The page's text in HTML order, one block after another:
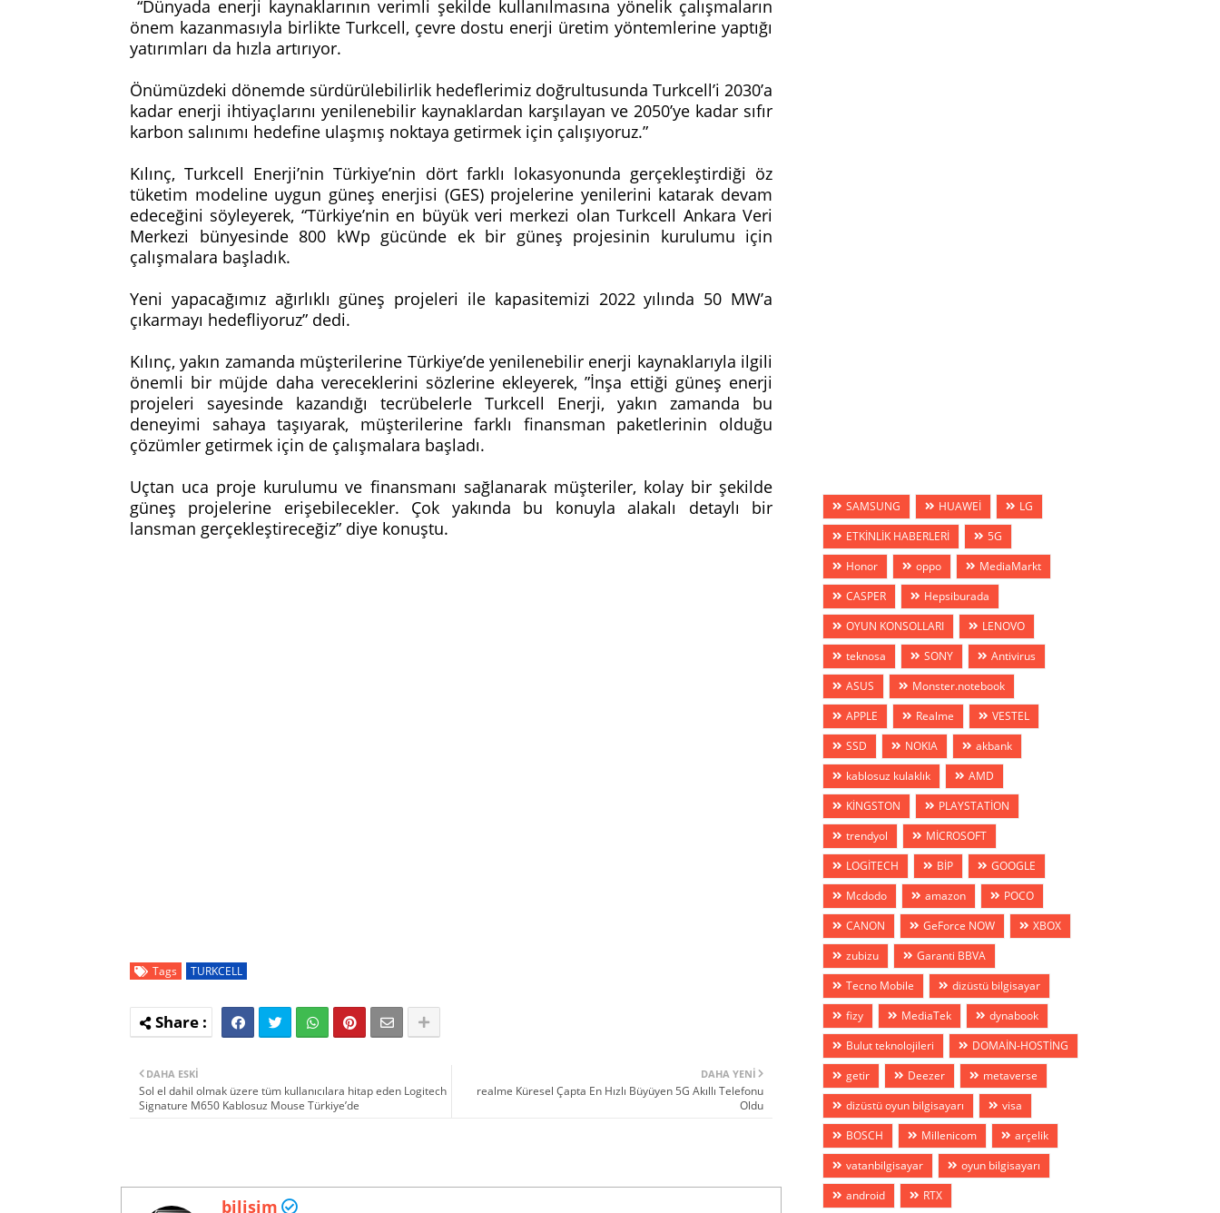
“Dünyada enerji kaynaklarının verimli şekilde kullanılmasına yönelik çalışmaların
önem kazanmasıyla birlikte Turkcell, çevre dostu enerji üretim yöntemlerine yaptığı
yatırımları da hızla artırıyor.
Önümüzdeki dönemde sürdürülebilirlik hedeflerimiz doğrultusunda Turkcell’i 2030’a
kadar enerji ihtiyaçlarını yenilenebilir kaynaklardan karşılayan ve 2050’ye kadar sıfır
karbon salınımı hedefine ulaşmış noktaya getirmek için çalışıyoruz.”
Kılınç, Turkcell Enerji’nin Türkiye’nin dört farklı lokasyonunda gerçekleştirdiği öz
tüketim modeline uygun güneş enerjisi (GES) projelerine yenilerini katarak devam
edeceğini söyleyerek, “Türkiye’nin en büyük veri merkezi olan Turkcell Ankara Veri
Merkezi bünyesinde 800 kWp gücünde ek bir güneş projesinin kurulumu için
çalışmalara başladık.
Yeni yapacağımız ağırlıklı güneş projeleri ile kapasitemizi 2022 yılında 50 MW’a
çıkarmayı hedefliyoruz” dedi.
Kılınç, yakın zamanda müşterilerine Türkiye’de yenilenebilir enerji kaynaklarıyla ilgili
önemli bir müjde daha vereceklerini sözlerine ekleyerek, ”İnşa ettiği güneş enerji
projeleri sayesinde kazandığı tecrübelerle Turkcell Enerji, yakın zamanda bu
deneyimi sahaya taşıyarak, müşterilerine farklı finansman paketlerinin olduğu
çözümler getirmek için de çalışmalara başladı.
Uçtan uca proje kurulumu ve finansmanı sağlanarak müşteriler, kolay bir şekilde
güneş projelerine erişebilecekler. Çok yakında bu konuyla alakalı detaylı bir
lansman gerçekleştireceğiz” diye konuştu.
Tags TURKCELL
DAHA YENI
realme Küresel Çapta En Hızlı Büyüyen 5G Akıllı Telefonu
Oldu
DAHA ESKI
Sol el dahil olmak üzere tüm kullanıcılara hitap eden Logitech
Signature M650 Kablosuz Mouse Türkiye’de
bilisim
SAMSUNG HUAWEİ
LG
ETKİNLİK HABERLERİ
5G
Honor
oppo
MediaMarkt
CASPER
Hepsiburada
OYUN KONSOLLARI
LENOVO
teknosa
SONY
Antivirus
ASUS
Monster.notebook
APPLE
Realme
VESTEL
SSD
NOKIA
akbank
kablosuz kulaklık
AMD
KİNGSTON
PLAYSTATİON
trendyol
MİCROSOFT
LOGİTECH
BİP
GOOGLE
Mcdodo
amazon
POCO
CANON
GeForce NOW
XBOX
zubizu
Garanti BBVA
Tecno Mobile
dizüstü bilgisayar
fizy
MediaTek
dynabook
Bulut teknolojileri
DOMAİN-HOSTİNG
getir
Deezer
metaverse
dizüstü oyun bilgisayarı
visa
BOSCH
Millenicom
arçelik
vatanbilgisayar
oyun bilgisayarı
android
RTX